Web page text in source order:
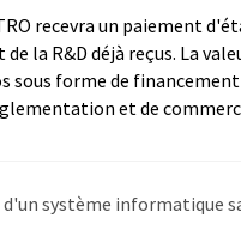
recevra un paiement
la R&D déjà reçus. La
sous forme de financement
et de
système informatique